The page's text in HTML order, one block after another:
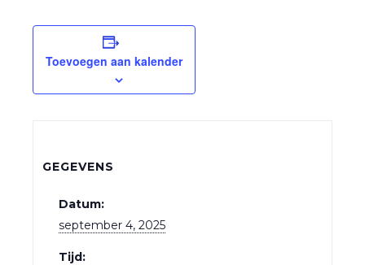
Toevoegen aan kalender
GEGEVENS
Datum:
september 4, 2025
Tijd: